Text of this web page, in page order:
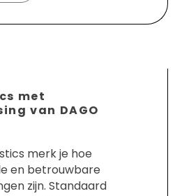
met
van DAGO
merk je hoe
en betrouwbare
zijn. Standaard